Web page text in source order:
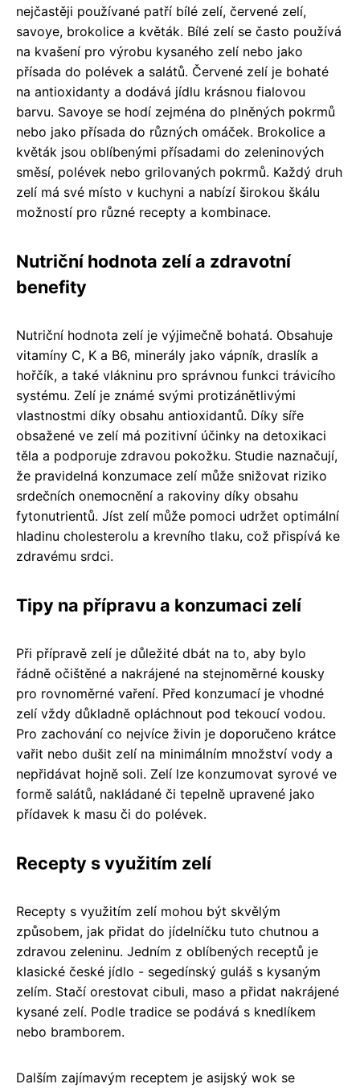
nejčastěji používané patří bílé zelí, červené zelí,
savoye, brokolice a květák. Bílé zelí se často používá
na kvašení pro výrobu kysaného zelí nebo jako
přísada do polévek a salátů. Červené zelí je bohaté
na antioxidanty a dodává jídlu krásnou fialovou
barvu. Savoye se hodí zejména do plněných pokrmů
nebo jako přísada do různých omáček. Brokolice a
květák jsou oblíbenými přísadami do zeleninových
směsí, polévek nebo grilovaných pokrmů. Každý druh
zelí má své místo v kuchyni a nabízí širokou škálu
možností pro různé recepty a kombinace.
Nutriční hodnota zelí a zdravotní
benefity
Nutriční hodnota zelí je výjimečně bohatá. Obsahuje
vitamíny C, K a B6, minerály jako vápník, draslík a
hořčík, a také vlákninu pro správnou funkci trávicího
systému. Zelí je známé svými protizánětlivými
vlastnostmi díky obsahu antioxidantů. Díky síře
obsažené ve zelí má pozitivní účinky na detoxikaci
těla a podporuje zdravou pokožku. Studie naznačují,
že pravidelná konzumace zelí může snižovat riziko
srdečních onemocnění a rakoviny díky obsahu
fytonutrientů. Jíst zelí může pomoci udržet optimální
hladinu cholesterolu a krevního tlaku, což přispívá ke
zdravému srdci.
Tipy na přípravu a konzumaci zelí
Při přípravě zelí je důležité dbát na to, aby bylo
řádně očištěné a nakrájené na stejnoměrné kousky
pro rovnoměrné vaření. Před konzumací je vhodné
zelí vždy důkladně opláchnout pod tekoucí vodou.
Pro zachování co nejvíce živin je doporučeno krátce
vařit nebo dušit zelí na minimálním množství vody a
nepřidávat hojně soli. Zelí lze konzumovat syrové ve
formě salátů, nakládané či tepelně upravené jako
přídavek k masu či do polévek.
Recepty s využitím zelí
Recepty s využitím zelí mohou být skvělým
způsobem, jak přidat do jídelníčku tuto chutnou a
zdravou zeleninu. Jedním z oblíbených receptů je
klasické české jídlo - segedínský guláš s kysaným
zelím. Stačí orestovat cibuli, maso a přidat nakrájené
kysané zelí. Podle tradice se podává s knedlíkem
nebo bramborem.
Dalším zajímavým receptem je asijský wok se